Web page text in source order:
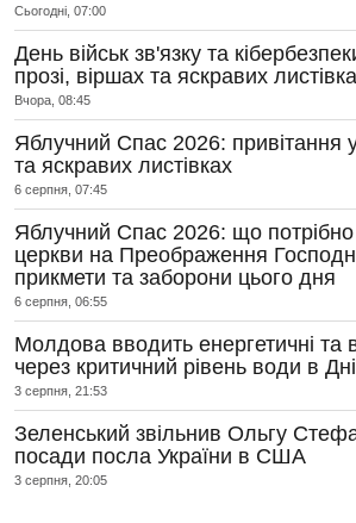
Сьогодні, 07:00
День військ зв'язку та
прозі, віршах та яскравих
Вчора, 08:45
Яблучний Спас 2026: привітання
та яскравих листівках
6 серпня, 07:45
Яблучний Спас 2026: що
церкви на Преображення
прикмети та заборони цього дня
6 серпня, 06:55
Молдова вводить енергетичні та
через критичний рівень води в
3 серпня, 21:53
Зеленський звільнив Ольгу
посади посла України в США
3 серпня, 20:05